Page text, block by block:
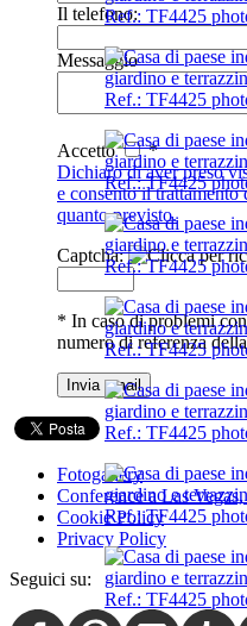
Il telefono:
Messaggio
Accetto
*
Dichiaro di aver preso
e consento il
quanto previsto.
Captcha:
* In caso di problemi
numero di referenza
Invia email
Fotogallery
Conference a Las
Cookie Policy
Privacy Policy
Seguici su: